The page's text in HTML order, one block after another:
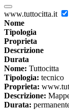
www.tuttocitta.it
Nome
Tipologia
Proprieta
Descrizione
Durata
Nome: Tuttocitta
Tipologia: tecnico
Proprieta:
Descrizione:
Durata: